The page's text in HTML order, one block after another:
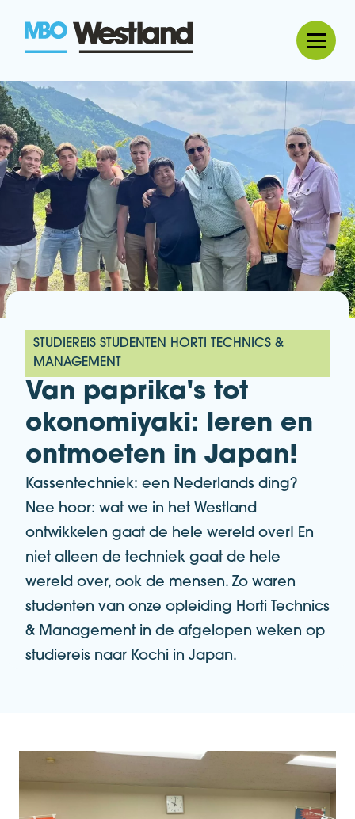
MBO Westland
STUDIEREIS STUDENTEN HORTI TECHNICS &
MANAGEMENT
Van paprika's tot
okonomiyaki: leren en
ontmoeten in Japan!
Kassentechniek: een Nederlands ding?
Nee hoor: wat we in het Westland
ontwikkelen gaat de hele wereld over! En
niet alleen de techniek gaat de hele
wereld over, ook de mensen. Zo waren
studenten van onze opleiding Horti Technics
& Management in de afgelopen weken op
studiereis naar Kochi in Japan.